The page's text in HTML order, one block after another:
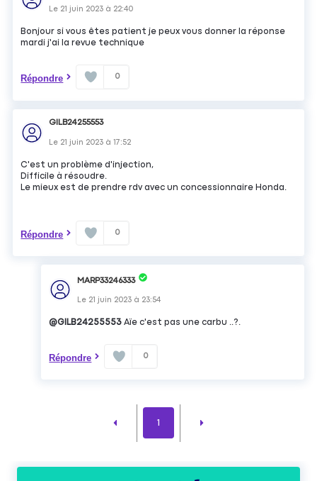
Le 21 juin 2023 à 22:40
Bonjour si vous êtes patient je peux vous donner la réponse
mardi j'ai la revue technique
Répondre 0
GILB24255553
Le 21 juin 2023 à17:52
C'est un problème d'injection,
Difficile à résoudre.
Le mieux est de prendre rdv avec un concessionnaire Honda.
Répondre 0
MARP33246333
Le 21 juin 2023 à 23:54
@GILB24255553Aïe c'est pas une carbu ..?.
Répondre 0
1